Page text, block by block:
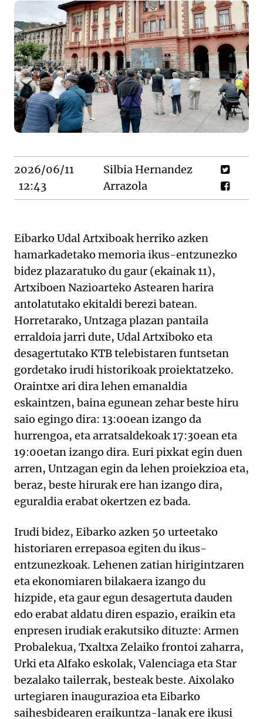
2026/06/11
12:43
Silbia Hernandez
Arrazola
Eibarko Udal Artxiboak herriko azken
hamarkadetako memoria ikus-entzunezko
bidez plazaratuko du gaur (ekainak 11),
Artxiboen Nazioarteko Astearen harira
antolatutako ekitaldi berezi batean.
Horretarako, Untzaga plazan pantaila
erraldoia jarri dute, Udal Artxiboko eta
desagertutako KTB telebistaren funtsetan
gordetako irudi historikoak proiektatzeko.
Oraintxe ari dira lehen emanaldia
eskaintzen, baina egunean zehar beste hiru
saio egingo dira: 13:00ean izango da
hurrengoa, eta arratsaldekoak 17:30ean eta
19:00etan izango dira. Euri pixkat egin duen
arren, Untzagan egin da lehen proiekzioa eta,
beraz, beste hirurak ere han izango dira,
eguraldia erabat okertzen ez bada.
Irudi bidez, Eibarko azken 50 urteetako
historiaren errepasoa egiten du ikus-
entzunezkoak. Lehenen zatian hirigintzaren
eta ekonomiaren bilakaera izango du
hizpide, eta gaur egun desagertuta dauden
edo erabat aldatu diren espazio, eraikin eta
enpresen irudiak erakutsiko dituzte: Armen
Probalekua, Txaltxa Zelaiko frontoi zaharra,
Urki eta Alfako eskolak, Valenciaga eta Star
bezalako tailerrak, besteak beste. Aixolako
urtegiaren inaugurazioa eta Eibarko
saihesbidearen eraikuntza-lanak ere ikusi